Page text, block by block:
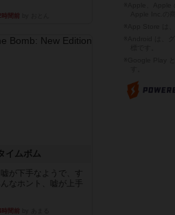
時間前
イムボム
が下手なようで、す
なホント、嘘が上手
時間前